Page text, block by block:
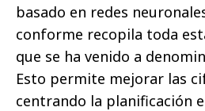
basado en redes
conforme recopila toda
que se ha venido a
Esto permite mejorar las
centrando la planificación